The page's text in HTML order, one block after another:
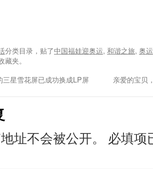
分类目录，贴了中国福娃迎奥运, 和谐之旅, 奥
藏夹。
三星雪花屏已成功换成LP屏 亲爱的宝贝
址不会被公开。 必填项